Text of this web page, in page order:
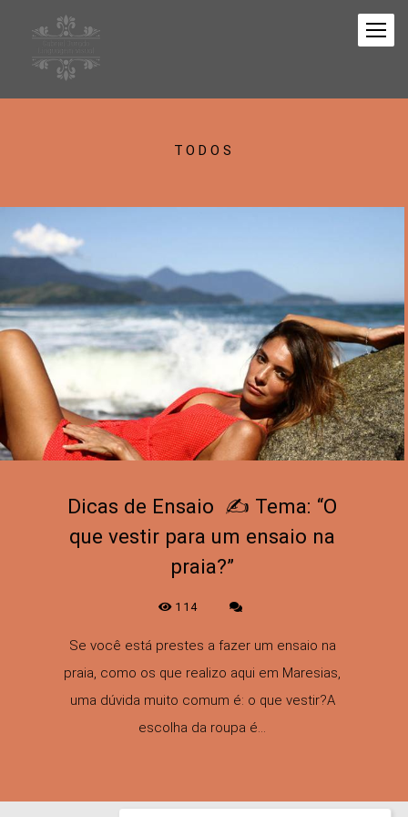
TODOS
Dicas de Ensaio ✍️ Tema: “O
que vestir para um ensaio na
praia?”
114
Se você está prestes a fazer um ensaio na
praia, como os que realizo aqui em Maresias,
uma dúvida muito comum é: o que vestir?A
escolha da roupa é...